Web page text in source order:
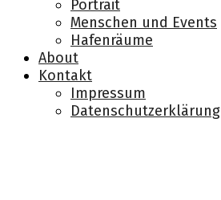
Portrait
Menschen und Events
Hafenräume
About
Kontakt
Impressum
Datenschutzerklärung